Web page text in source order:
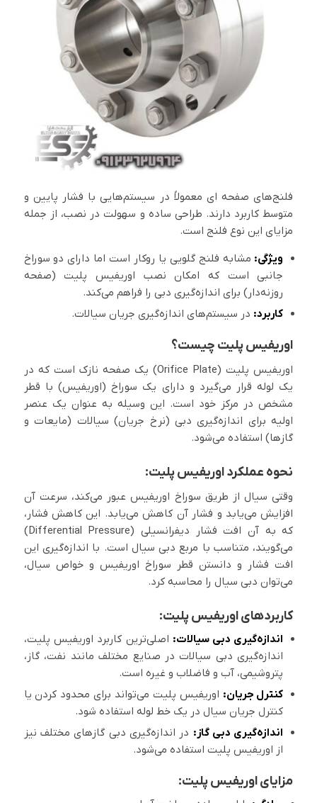
فلنج‌های صفحه ای معمولاً در سیستم‌هایی با فشار پایین و
متوسط ​​کاربرد دارند. طراحی ساده و سهولت در نصب، از جمله
مزایای این نوع فلنج است.
ویژگی: مشابه فلنج گلویی یا روکار است اما دارای دو سوراخ
جانبی است که امکان نصب اوریفیس پلیت (صفحه
روزنه‌دار) برای اندازه‌گیری دبی را فراهم می‌کند.
کاربرد: در سیستم‌های اندازه‌گیری جریان سیالات.
اوریفیس پلیت چیست؟
اوریفیس پلیت (Orifice Plate) یک صفحه نازک است که در
یک لوله قرار می‌گیرد و دارای یک سوراخ (اوریفیس) با قطر
مشخص در مرکز خود است. این وسیله به عنوان یک عنصر
اولیه برای اندازه‌گیری دبی (نرخ جریان) سیالات (مایعات و
گازها) استفاده می‌شود.
نحوه عملکرد اوریفیس پلیت:
وقتی سیال از طریق سوراخ اوریفیس عبور می‌کند، سرعت آن
افزایش می‌یابد و فشار آن کاهش می‌یابد. این کاهش فشار،
که به آن افت فشار دیفرانسیلی (Differential Pressure)
می‌گویند، متناسب با مربع دبی سیال است. با اندازه‌گیری این
افت فشار و دانستن قطر سوراخ اوریفیس و خواص سیال،
می‌توان دبی سیال را محاسبه کرد.
کاربردهای اوریفیس پلیت:
اندازه‌گیری دبی سیالات: اصلی‌ترین کاربرد اوریفیس پلیت،
اندازه‌گیری دبی سیالات در صنایع مختلف مانند نفت، گاز،
پتروشیمی، آب و فاضلاب و غیره است.
کنترل جریان: اوریفیس پلیت می‌تواند برای محدود کردن یا
کنترل جریان سیال در یک خط لوله استفاده شود.
اندازه‌گیری دبی گاز: در اندازه‌گیری دبی گازهای مختلف نیز
از اوریفیس پلیت استفاده می‌شود.
مزایای اوریفیس پلیت: